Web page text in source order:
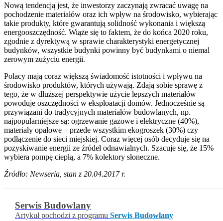
Nową tendencją jest, że inwestorzy zaczynają zwracać uwagę na
pochodzenie materiałów oraz ich wpływ na środowisko, wybierając
takie produkty, które gwarantują solidność wykonania i większą
energooszczędność. Wiąże się to faktem, że do końca 2020 roku,
zgodnie z dyrektywą w sprawie charakterystyki energetycznej
budynków, wszystkie budynki powinny być budynkami o niemal
zerowym zużyciu energii.
Polacy mają coraz większą świadomość istotności i wpływu na
środowisko produktów, których używają. Zdają sobie sprawę z
tego, że w dłuższej perspektywie użycie lepszych materiałów
powoduje oszczędności w eksploatacji domów. Jednocześnie są
przywiązani do tradycyjnych materiałów budowlanych, np.
najpopularniejsze są: ogrzewanie gazowe i elektryczne (40%),
materiały opałowe – przede wszystkim ekogroszek (30%) czy
podłączenie do sieci miejskiej. Coraz więcej osób decyduje się na
pozyskiwanie energii ze źródeł odnawialnych. Szacuje się, że 15%
wybiera pompę ciepłą, a 7% kolektory słoneczne.
Źródło: Newseria, stan z 20.04.2017 r.
Serwis Budowlany
Artykuł pochodzi z programu Serwis Budowlany